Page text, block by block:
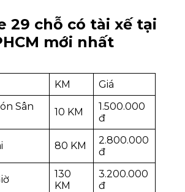
29 chỗ có tài xế tại
mới nhất
KM
Giá
Sân
10 KM
1.500.000
đ
80 KM
2.800.000
đ
130
KM
3.200.000
đ